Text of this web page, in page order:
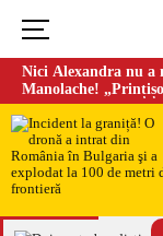
Nici Alexandra nu a
Manolache!
doi ani de căsnicie